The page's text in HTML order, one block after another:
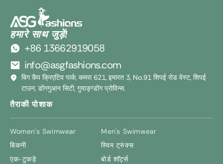
हमारे साथ जुड़ें!
+86 13662919058
info@asgfashions.com
बिग कैप क्रिएटिव पार्क, कमरा 621, इमारत 3, No.91 शिपई रोड वेस्ट, शिपई
टाउन, डोंगगुआन सिटी, गुयाङ्ग्डोंग प्रोविन्स.
तैराकी पोशाक
Women's Swimwear
बिकनी
एक-टुकड़े
Men's Swimwear
स्विम ट्रुंक्स
बोर्ड शॉर्ट्स